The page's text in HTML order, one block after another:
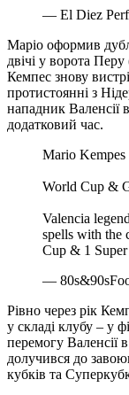
— El Diez
Маріо оформив
двічі у ворота
Кемпес знову
протистоянні з
нападник Валенсії
додатковий час.
Mario Kempes
World Cup &
Valencia
spells with the
Cup & 1
—
Рівно через рік
у складі клубу – у
перемогу Валенсії
долучився до
кубків та